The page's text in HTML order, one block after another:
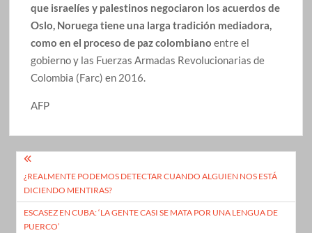
que israelíes y palestinos negociaron los acuerdos de
Oslo, Noruega tiene una larga tradición mediadora,
como en el proceso de paz colombianoentre el
gobierno y las Fuerzas Armadas Revolucionarias de
Colombia (Farc) en 2016.
AFP
Navegación
de
entradas
¿REALMENTE PODEMOS DETECTAR CUANDO ALGUIEN NOS ESTÁ
DICIENDO MENTIRAS?
ESCASEZ EN CUBA: ‘LA GENTE CASI SE MATA POR UNA LENGUA DE
PUERCO’